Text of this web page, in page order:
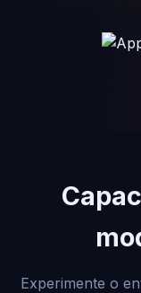
Experimente o